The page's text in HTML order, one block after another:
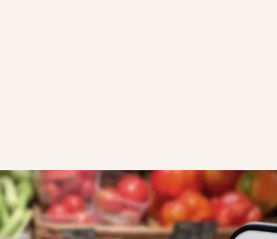
bedrijf te
tot de
Lokale gebruikers
winkelprofiel op